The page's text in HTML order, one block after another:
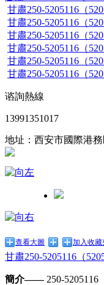
甘肅250-5205116（
甘肅250-5205116（
甘肅250-5205116（
甘肅250-5205116（
甘肅250-5205116（
甘肅250-5205116（
谘詢熱線
13991351017
地址：西安市國際港
查看大圖 加入收藏
甘肅250-5205116（
簡介——250-5205116